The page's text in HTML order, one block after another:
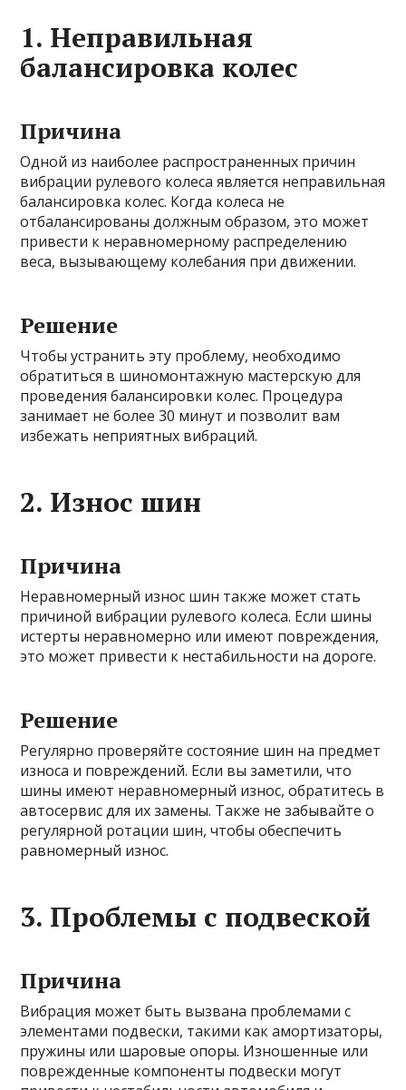
1. Неправильная
балансировка колес
Причина
Одной из наиболее распространенных причин
вибрации рулевого колеса является неправильная
балансировка колес. Когда колеса не
отбалансированы должным образом, это может
привести к неравномерному распределению
веса, вызывающему колебания при движении.
Решение
Чтобы устранить эту проблему, необходимо
обратиться в шиномонтажную мастерскую для
проведения балансировки колес. Процедура
занимает не более 30 минут и позволит вам
избежать неприятных вибраций.
2. Износ шин
Причина
Неравномерный износ шин также может стать
причиной вибрации рулевого колеса. Если шины
истерты неравномерно или имеют повреждения,
это может привести к нестабильности на дороге.
Решение
Регулярно проверяйте состояние шин на предмет
износа и повреждений. Если вы заметили, что
шины имеют неравномерный износ, обратитесь в
автосервис для их замены. Также не забывайте о
регулярной ротации шин, чтобы обеспечить
равномерный износ.
3. Проблемы с подвеской
Причина
Вибрация может быть вызвана проблемами с
элементами подвески, такими как амортизаторы,
пружины или шаровые опоры. Изношенные или
поврежденные компоненты подвески могут